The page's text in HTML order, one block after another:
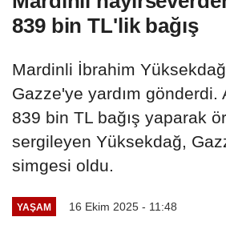
839 bin TL'lik bağış
Mardinli İbrahim
Gazze'ye yardım gönderdi.
839 bin TL bağış yaparak
sergileyen Yüksekdağ,
simgesi oldu.
YAŞAM 16 Ekim 2025 - 11:48